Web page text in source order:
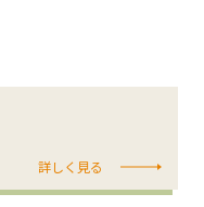
詳しく見る